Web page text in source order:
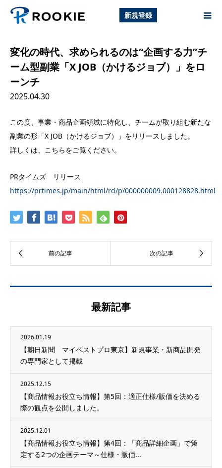
新規登録
変化の時代、求められるのは“企画する力”チ
ーム型副業「X JOB（かけるジョブ）」をロ
ーンチ
2025.04.30
この度、事業・商品企画領域に特化し、チームが取り組む新たな
副業の形「X JOB（かけるジョブ）」をリリースしました。
詳しくは、こちらをご覧ください。
PRタイムズ リリース
https://prtimes.jp/main/html/rd/p/000000009.000128828.html
最新記事
2026.01.19
【朝日新聞 マイベストプロ東京】新規事業・新商品開発
の専門家として掲載
2025.12.15
【商品情報お役立ち情報】第5回：適正仕様/販価を決める
際の観点を公開しました。
2025.12.01
【商品情報お役立ち情報】第4回：「商品詳細企画」で策
定する2つの企画テーマ～仕様・販価...